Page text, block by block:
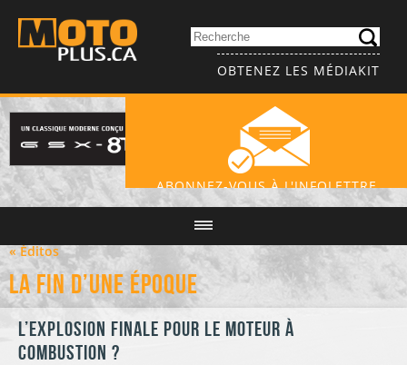
OBTENEZ LES MÉDIAKIT
ABONNEZ-VOUS À L'INFOLETTRE
« Éditos
La fin d’une époque
L’explosion finale pour le moteur à
combustion ?